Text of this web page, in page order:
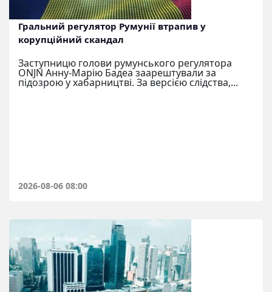
Гральний регулятор Румунії втрапив у
корупційний скандал
Заступницю голови румунського регулятора
ONJN Анну-Марію Бадеа заарештували за
підозрою у хабарництві. За версією слідства,...
2026-08-06 08:00